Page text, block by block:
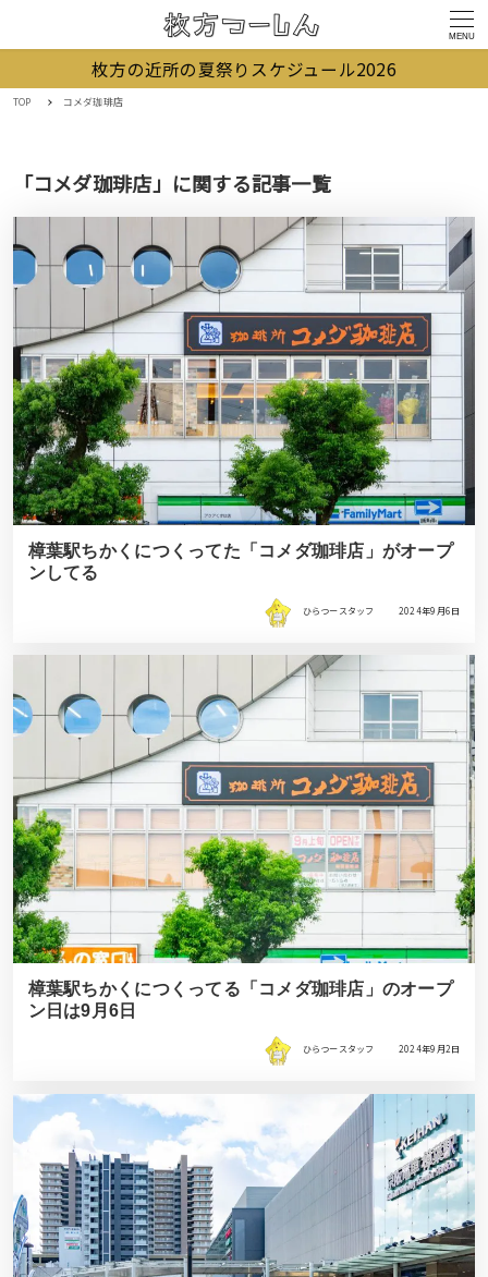
MENU
枚方の近所の夏祭りスケジュール2026
TOP コメダ珈琲店
「コメダ珈琲店」に関する記事一覧
樟葉駅ちかくにつくってた「コメダ珈琲店」がオープ
ンしてる
ひらつースタッフ 2024年9月6日
樟葉駅ちかくにつくってる「コメダ珈琲店」のオープ
ン日は9月6日
ひらつースタッフ 2024年9月2日